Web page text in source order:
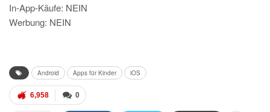
In-App-Käufe: NEIN
Werbung: NEIN
Android Apps für Kinder iOS
0
6,958